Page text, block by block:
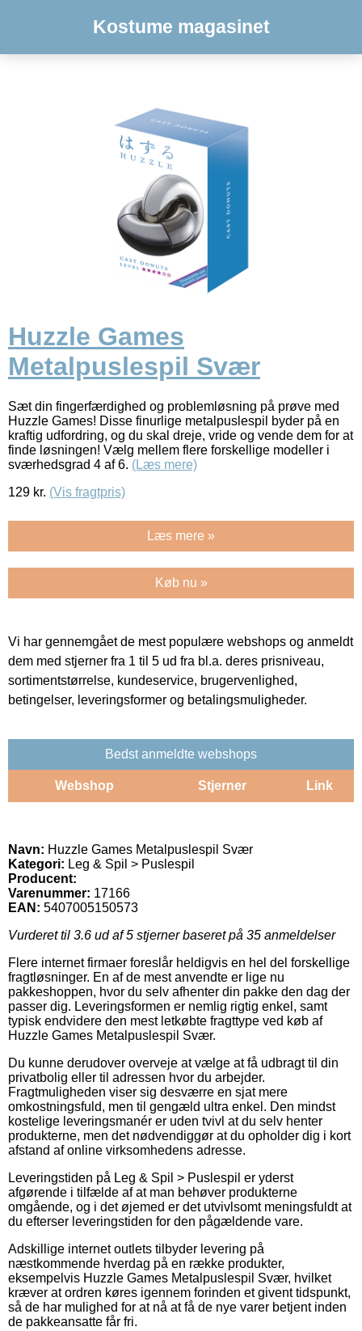
Kostume magasinet
Huzzle Games
Metalpuslespil Svær
Sæt din fingerfærdighed og problemløsning på prøve med
Huzzle Games! Disse finurlige metalpuslespil byder på en
kraftig udfordring, og du skal dreje, vride og vende dem for at
finde løsningen! Vælg mellem flere forskellige modeller i
sværhedsgrad 4 af 6. (Læs mere)
129 kr. (Vis fragtpris)
Læs mere »
Køb nu »
Vi har gennemgået de mest populære webshops og anmeldt
dem med stjerner fra 1 til 5 ud fra bl.a. deres prisniveau,
sortimentstørrelse, kundeservice, brugervenlighed,
betingelser, leveringsformer og betalingsmuligheder.
Bedst anmeldte webshops
Webshop Stjerner Link
Navn: Huzzle Games Metalpuslespil Svær
Kategori: Leg & Spil > Puslespil
Producent:
Varenummer: 17166
EAN: 5407005150573
Vurderet til 3.6 ud af 5 stjerner baseret på 35 anmeldelser
Flere internet firmaer foreslår heldigvis en hel del forskellige
fragtløsninger. En af de mest anvendte er lige nu
pakkeshoppen, hvor du selv afhenter din pakke den dag der
passer dig. Leveringsformen er nemlig rigtig enkel, samt
typisk endvidere den mest letkøbte fragttype ved køb af
Huzzle Games Metalpuslespil Svær.
Du kunne derudover overveje at vælge at få udbragt til din
privatbolig eller til adressen hvor du arbejder.
Fragtmuligheden viser sig desværre en sjat mere
omkostningsfuld, men til gengæld ultra enkel. Den mindst
kostelige leveringsmanér er uden tvivl at du selv henter
produkterne, men det nødvendiggør at du opholder dig i kort
afstand af online virksomhedens adresse.
Leveringstiden på Leg & Spil > Puslespil er yderst
afgørende i tilfælde af at man behøver produkterne
omgående, og i det øjemed er det utvivlsomt meningsfuldt at
du efterser leveringstiden for den pågældende vare.
Adskillige internet outlets tilbyder levering på
næstkommende hverdag på en række produkter,
eksempelvis Huzzle Games Metalpuslespil Svær, hvilket
kræver at ordren køres igennem forinden et givent tidspunkt,
så de har mulighed for at nå at få de nye varer betjent inden
de pakkeansatte får fri.